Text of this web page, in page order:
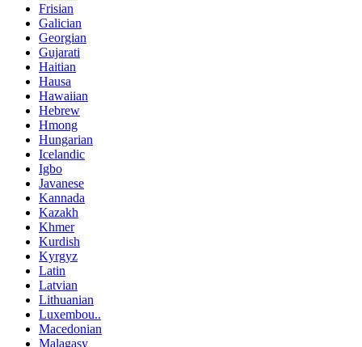
Frisian
Galician
Georgian
Gujarati
Haitian
Hausa
Hawaiian
Hebrew
Hmong
Hungarian
Icelandic
Igbo
Javanese
Kannada
Kazakh
Khmer
Kurdish
Kyrgyz
Latin
Latvian
Lithuanian
Luxembou..
Macedonian
Malagasy